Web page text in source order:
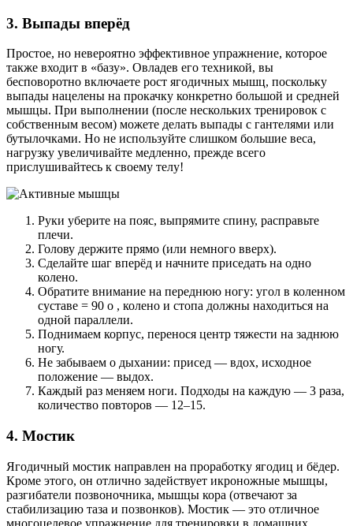
3. Выпады вперёд
Простое, но невероятно эффективное упражнение, которое
также входит в «базу». Овладев его техникой, вы
бесповоротно включаете рост ягодичных мышц, поскольку
выпады нацелены на прокачку конкретно большой и средней
мышцы. При выполнении (после нескольких тренировок с
собственным весом) можете делать выпады с гантелями или
бутылочками. Но не используйте слишком большие веса,
нагрузку увеличивайте медленно, прежде всего
прислушивайтесь к своему телу!
Руки уберите на пояс, выпрямите спину, расправьте
плечи.
Голову держите прямо (или немного вверх).
Сделайте шаг вперёд и начните приседать на одно
колено.
Обратите внимание на переднюю ногу: угол в коленном
суставе = 90 о , колено и стопа должны находиться на
одной параллели.
Поднимаем корпус, перенося центр тяжести на заднюю
ногу.
Не забываем о дыхании: присед — вдох, исходное
положение — выдох.
Каждый раз меняем ноги. Подходы на каждую — 3 раза,
количество повторов — 12–15.
4. Мостик
Ягодичный мостик направлен на проработку ягодиц и бёдер.
Кроме этого, он отлично задействует икроножные мышцы,
разгибатели позвоночника, мышцы кора (отвечают за
стабилизацию таза и позвонков). Мостик — это отличное
многоцелевое упражнение для тренировки в домашних